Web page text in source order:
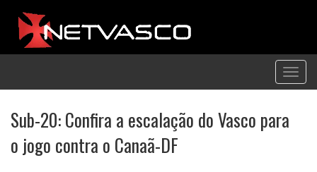
Sub-20: Confira a escalação do Vasco para
o jogo contra o Canaã-DF